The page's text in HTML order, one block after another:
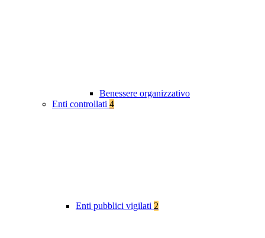
Benessere organizzativo
Enti controllati 4
Enti pubblici vigilati 2